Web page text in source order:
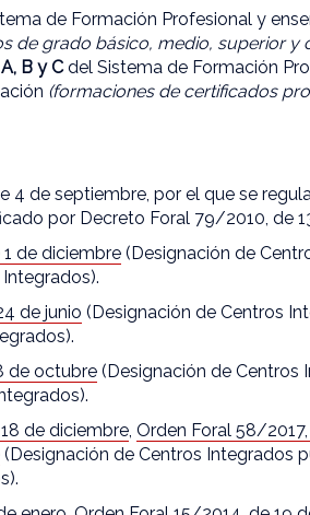
de Formación Profesional y
de grado básico, medio, superior y
B y Cdel Sistema de Formación
(formaciones de certificados
4 de septiembre, por el que se
por Decreto Foral 79/2010, de
de diciembre (Designación de
de junio (Designación de Centros
de octubre (Designación de Centros
de diciembre, Orden Foral 58/
(Designación de Centros Integrados